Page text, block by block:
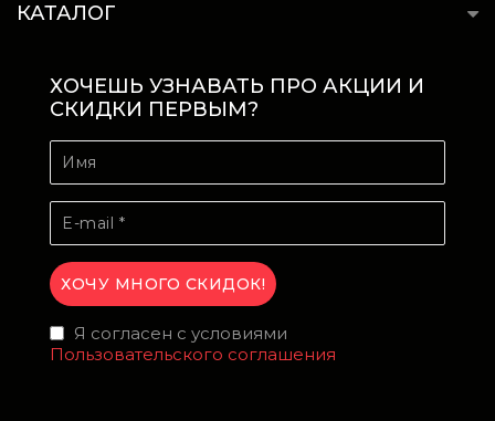
КАТАЛОГ
ХОЧЕШЬ УЗНАВАТЬ ПРО АКЦИИ И
СКИДКИ ПЕРВЫМ?
Я согласен с условиями
Пользовательского соглашения